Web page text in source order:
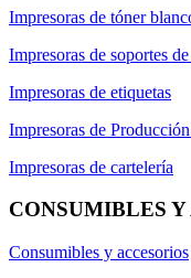
Impresoras de tóner
Impresoras de soportes
Impresoras de etiquetas
Impresoras de
Impresoras de cartelería
CONSUMIBLES Y
Consumibles y accesorios